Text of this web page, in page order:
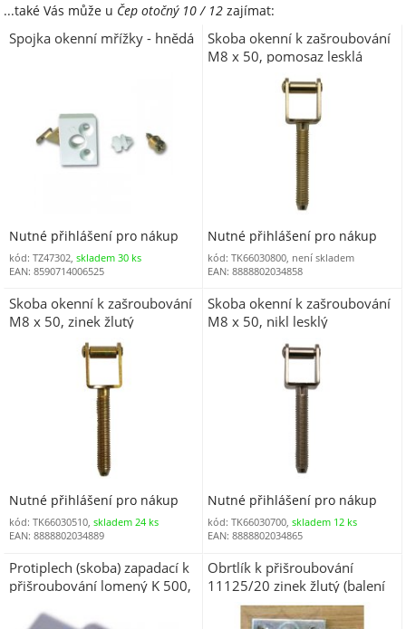
...také Vás může u Čep otočný 10 / 12 zajímat:
Spojka okenní mřížky - hnědá
Nutné přihlášení pro nákup
kód: TZ47302, skladem 30 ks
EAN: 8590714006525
Skoba okenní k zašroubování
M8 x 50, pomosaz lesklá
Nutné přihlášení pro nákup
kód: TK66030800, není skladem
EAN: 8888802034858
Skoba okenní k zašroubování
M8 x 50, zinek žlutý
Nutné přihlášení pro nákup
kód: TK66030510, skladem 24 ks
EAN: 8888802034889
Skoba okenní k zašroubování
M8 x 50, nikl lesklý
Nutné přihlášení pro nákup
kód: TK66030700,skladem 12 ks
EAN: 8888802034865
Protiplech (skoba) zapadací k
přišroubování lomený K 500,
Obrtlík k přišroubování
11125/20 zinek žlutý (balení
20 ks)